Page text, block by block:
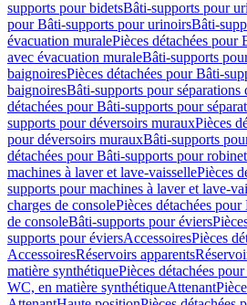
supports pour bidetsBâti-supports pour
pour Bâti-supports pour urinoirsBâti-
évacuation muralePièces détachées pour
avec évacuation muraleBâti-supports
baignoiresPièces détachées pour Bâti-
baignoiresBâti-supports pour séparations
détachées pour Bâti-supports pour
supports pour déversoirs murauxPièces
pour déversoirs murauxBâti-supports
détachées pour Bâti-supports pour
machines à laver et lave-vaissellePièces
supports pour machines à laver et lave-
charges de consolePièces détachées
de consoleBâti-supports pour éviers
supports pour éviersAccessoiresPièces
AccessoiresRéservoirs apparents
matière synthétiquePièces détachées
WC, en matière synthétiqueAttenant